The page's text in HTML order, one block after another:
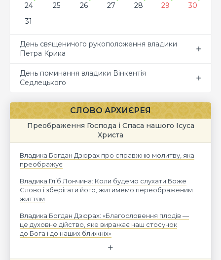
24
25 26 27 28 29
30
31
День священичого рукоположення владики
Петра Крика
День поминання владики Вінкентія
Седлецького
СЛОВО АРХИЄРЕЯ
Преображення Господа і Спаса нашого Ісуса
Христа
Владика Богдан Дзюрах про справжню молитву, яка
преображує
Владика Гліб Лончина: Коли будемо слухати Боже
Слово і зберігати його, житимемо переображеним
життям
Владика Богдан Дзюрах: «Благословення плодів —
це духовне дійство, яке виражає наш стосунок
до Бога і до наших ближніх»